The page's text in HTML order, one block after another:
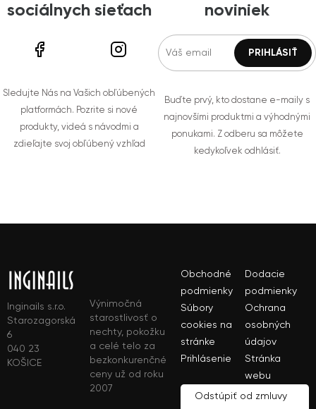
sociálnych sieťach
Sledujte Nás na Vašich obľúbených
platformách. Pozrite si nové
produkty, videá s návodmi a
zdieľajte svoj obľúbený vzhľad
noviniek
Buďte prvý, kto dostane e-maily s
najnovšími produktmi a výhodnými
ponukami. Z odberu sa môžete
kedykoľvek odhlásiť.
Inginails s.r.o.
Starozagorská
6
040 23
KOŠICE
Výnimočná
starostlivosť o
nechty, pokožku
a celé telo za
bezkonkurenčné
ceny už od roku
2007
Obchodné
podmienky
Dodacie
podmienky
Súbory
cookies na
stránke
Ochrana
osobných
údajov
Prihlásenie
Stránka
webu
Odstúpiť od zmluvy